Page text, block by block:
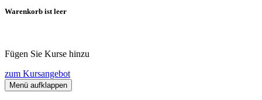
Warenkorb ist leer
Fügen Sie Kurse hinzu
zum Kursangebot
Menü aufklappen